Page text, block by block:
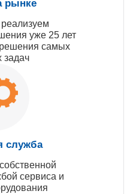
рынке
уже 25 лет
самых
задач
служба
сервиса и